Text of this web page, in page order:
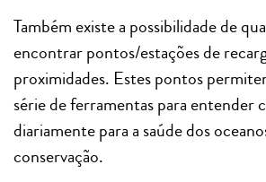
Também existe a possibilidade de
encontrar pontos/estações de
proximidades. Estes pontos
série de ferramentas para entender
diariamente para a saúde dos
conservação.